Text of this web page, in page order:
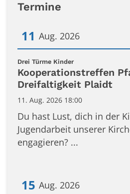
Termine
11 Aug. 2026
Datum: 11. August 2026
Drei Türme Kinder:
Kooperationstreffen
Dreifaltigkeit Plaidt
11. Aug. 2026 18:00
Du hast Lust, dich in der
Jugendarbeit unserer
engagieren? ...
15 Aug. 2026